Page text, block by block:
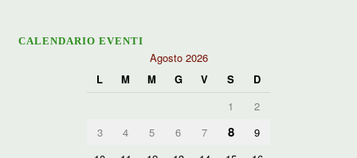
CALENDARIO EVENTI
Agosto 2026
L
M M G V S
D
1
2
3
4 5 6 7 8
9